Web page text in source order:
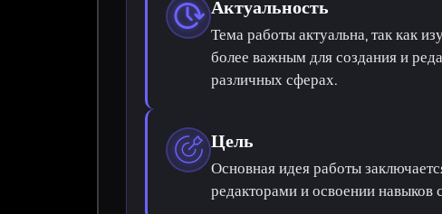
Актуальность
Тема работы актуальна, так как
более важным для создания и
различных сферах.
Цель
Основная идея работы
редакторами и освоении навыков